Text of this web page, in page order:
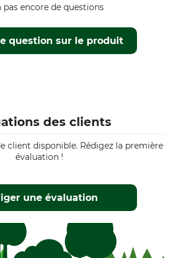
question sur le produit
pas encore de questions
des clients
client disponible. Rédigez la première
évaluation !
une évaluation